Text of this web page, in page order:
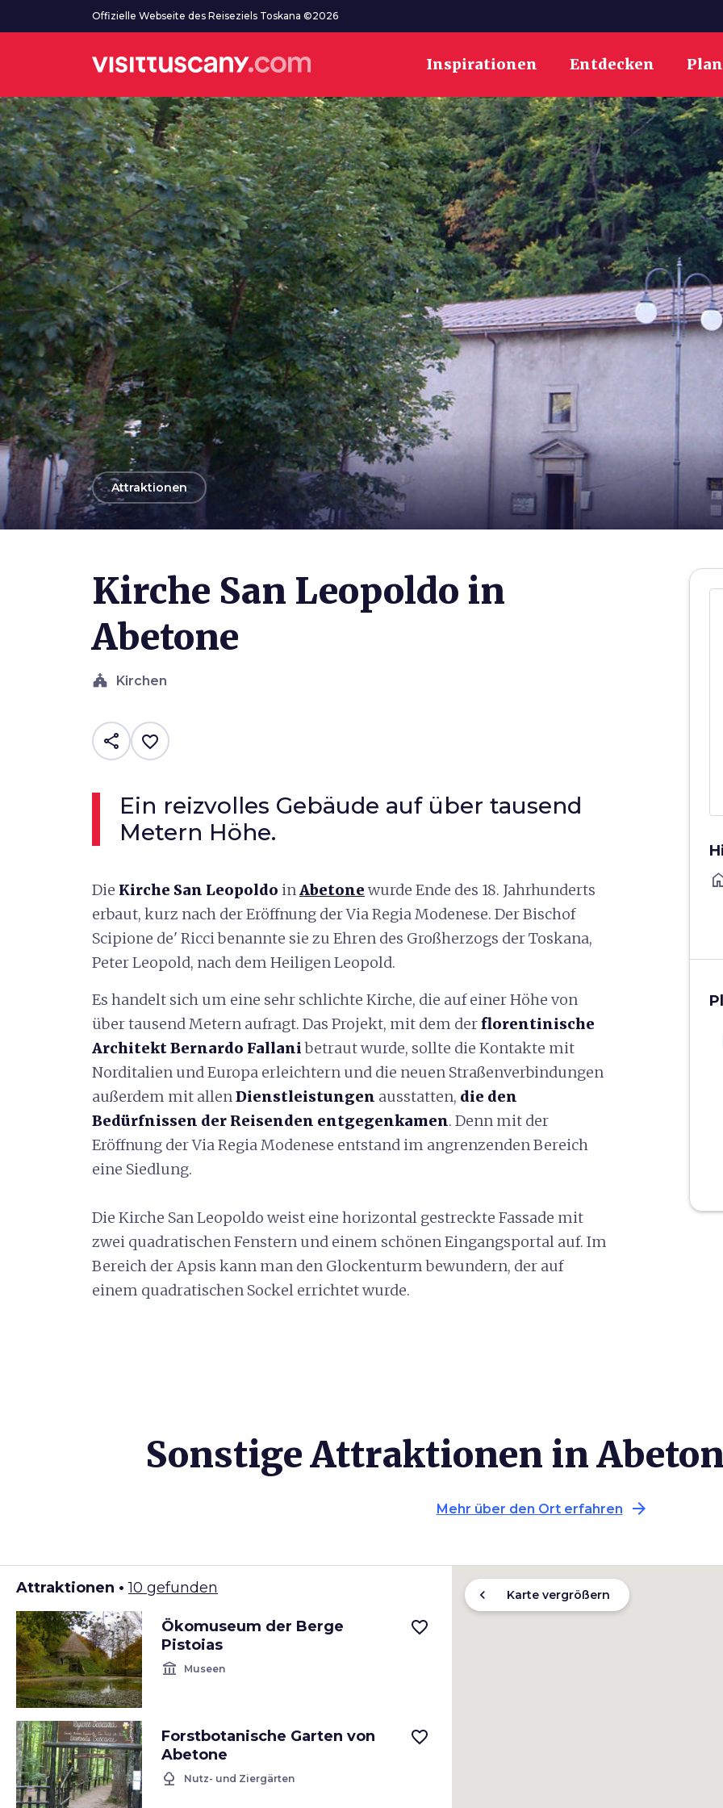
Zum HauptinhaltOffizielle Webseite des Reiseziels Toskana ©2026
Inspirationen Entdecken
arrow_backAttraktionen
Kirche San Leopoldo in
Abetone
church Kirchen
share favorite_border
Ein reizvolles Gebäude auf über tausend
Metern Höhe.
Die Kirche San Leopoldo inAbetone wurde Ende des 18. Jahrhunderts
erbaut, kurz nach der Eröffnung der Via Regia Modenese. Der Bischof
Scipione de' Ricci benannte sie zu Ehren des Großherzogs der Toskana,
Peter Leopold, nach dem Heiligen Leopold.
Es handelt sich um eine sehr schlichte Kirche, die auf einer Höhe von
über tausend Metern aufragt. Das Projekt, mit dem derflorentinische
Architekt Bernardo Fallanibetraut wurde, sollte die Kontakte mit
Norditalien und Europa erleichtern und die neuen Straßenverbindungen
außerdem mit allenDienstleistungen ausstatten, die den
Bedürfnissen der Reisenden entgegenkamen. Denn mit der
Eröffnung der Via Regia Modenese entstand im angrenzenden Bereich
eine Siedlung.
Die Kirche San Leopoldo weist eine horizontal gestreckte Fassade mit
zwei quadratischen Fenstern und einem schönen Eingangsportal auf. Im
Bereich der Apsis kann man den Glockenturm bewundern, der auf
einem quadratischen Sockel errichtet wurde.
Sonstige Attraktionen in
Mehr über den Ort erfahren arrow_forward
Attraktionen •10 gefunden
Ökomuseum der Berge
Pistoias
account_balance Museen
favorite_border
Forstbotanische Garten von
Abetone
nature Nutz- und Ziergärten
favorite_border
chevron_left Karte vergrößern